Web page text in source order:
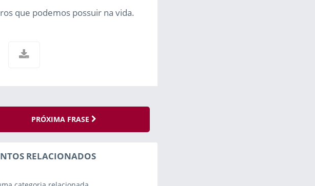
que podemos possuir na vida.
PRÓXIMA FRASE
RELACIONADOS